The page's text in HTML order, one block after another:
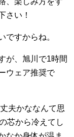
さい！
ですからね。
が、旭川で1時間
ウェア推奨で
夫かななんて思
芯から冷えてし